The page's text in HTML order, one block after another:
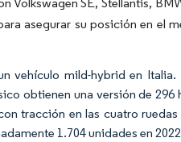
asegurar su posición en el
vehículo mild-hybrid en
obtienen una versión de
tracción en las cuatro
1.704 unidades en